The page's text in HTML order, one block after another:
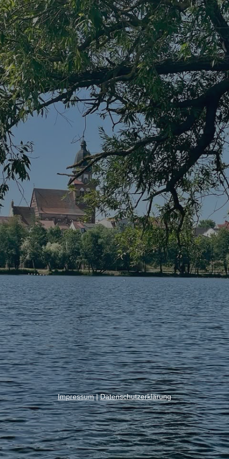
Impressum|Datenschutzerklärung